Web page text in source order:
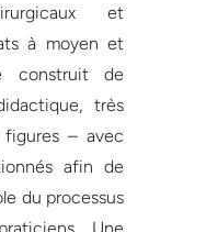
et
à moyen et
construit de
très
– avec
afin de
du processus